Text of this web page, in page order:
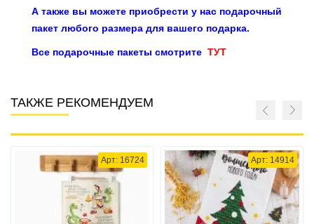
А также вы можете приобрести у нас подарочный
пакет любого размера для вашего подарка.
Все подарочные пакеты смотрите ТУТ
ТАКЖЕ РЕКОМЕНДУЕМ
Арт: 16724 Арт: 14914